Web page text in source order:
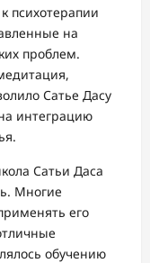
психотерапии
на
проблем.
Сатье Дасу
интеграцию
Сатьи Даса
Многие
его
обучению